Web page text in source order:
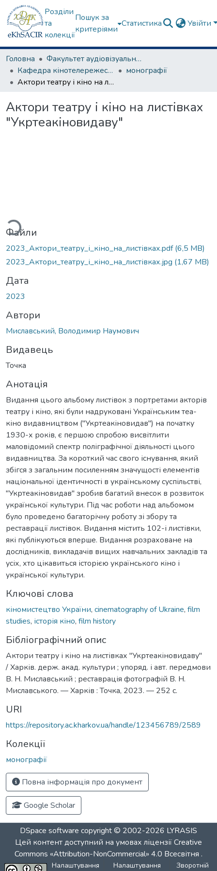
Розділи
та
колекції
Пошук за
критеріями
Статистика Увійти
Головна
Факультет аудіовізуального мистецтва
Кафедра кінотелережесури та сценарної майстерності
монографії
Актори театру і кіно на листівках "Укртеакіновидаву"
Актори театру і кіно на листівках
"Укртеакіновидаву"
Файли
2023_Актори_театру_і_кіно_на_листівках.pdf(6,5 MB)
2023_Актори_театру_і_кіно_на_листівках.jpg (1,67 MB)
Дата
2023
Автори
Миславський, Володимир Наумович
Видавець
Точка
Анотація
Видання цього альбому листівок з портретами акторів
театру і кіно, які були надруковані Українським теа-
кіно видавництвом ("Укртеакіновидав") на початку
1930-х років, є першою спробою висвітлити
маловідомий спектр поліграфічної діяльності цього
видавництва. За короткий час свого існування, який
збігся з загальним посиленням значущості елементів
національної ідентичності в українському суспільстві,
"Укртеакіновидав" зробив багатий внесок в розвиток
української культури. Під час роботи над альбомом
було проведено багаторічну роботу зі збору та
реставрації листівок. Видання містить 102-і листівки,
які публікуються вперше. Видання розраховане на
дослідників, викладачів вищих навчальних закладів та
усіх, хто цікавиться історією українського кіно і
української культури.
Ключові слова
кіномистецтво України, cinematography of Ukraine, film
studies, історія кіно, film history
Бібліографічний опис
Актори театру і кіно на листівках "Укртеакіновидаву"
/ Харків. держ. акад. культури ; упоряд. і авт. передмови
В. Н. Миславський ; реставрація фотографій В. Н.
Миславського. — Харків : Точка, 2023. — 252 с.
URI
https://repository.ac.kharkov.ua/handle/123456789/2589
Колекції
монографії
Повна інформація про документ
Google Scholar
DSpace software copyright © 2002-2026 LYRASIS
Цей контент доступний на умовах ліцензіїCreative
Commons «Attribution-NonCommercial» 4.0 Всесвітня .
Налаштування Налаштування Зворотній